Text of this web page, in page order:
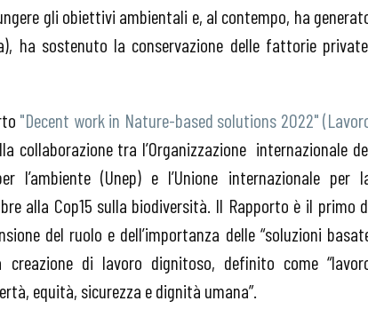
gli obiettivi ambientali e, al contempo, ha
ha sostenuto la conservazione delle fattorie
"Decent work in Nature-based solutions 2022"
collaborazione tra l’Organizzazione internazionale
(Unep) e l’Unione internazionale per
alla Cop15 sulla biodiversità. Il Rapporto è il primo
del ruolo e dell’importanza delle “soluzioni
creazione di lavoro dignitoso, definito come
equità, sicurezza e dignità umana”.